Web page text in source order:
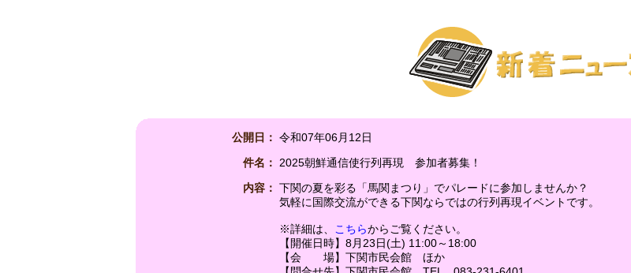
公開日： 令和07年06月12日
件名： 2025朝鮮通信使行列再現 参加者募集！
内容： 下関の夏を彩る「馬関まつり」でパレードに参加しませんか？
気軽に国際交流ができる下関ならではの行列再現イベントです。
※詳細は、 こちらからご覧ください。
【開催日時】8月23日(土) 11:00～18:00
【会 場】下関市民会館 ほか